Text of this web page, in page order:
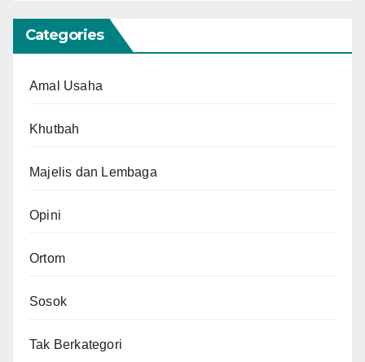
Categories
Amal Usaha
Khutbah
Majelis dan Lembaga
Opini
Ortom
Sosok
Tak Berkategori